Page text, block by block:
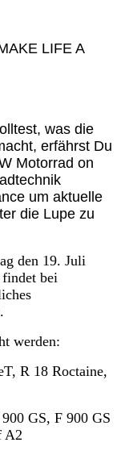
LIFE A
was die
erfährst Du
Motorrad on
um aktuelle
die Lupe zu
den 19. Juli
bei
werden:
R 18 Roctaine,
GS, F 900 GS
A2